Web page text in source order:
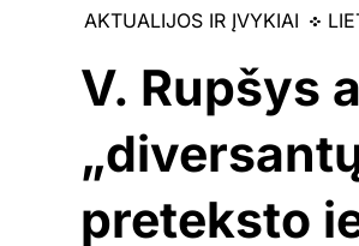
AKTUALIJOS IR ĮVYKIAI
V. Rupšys
preteksto